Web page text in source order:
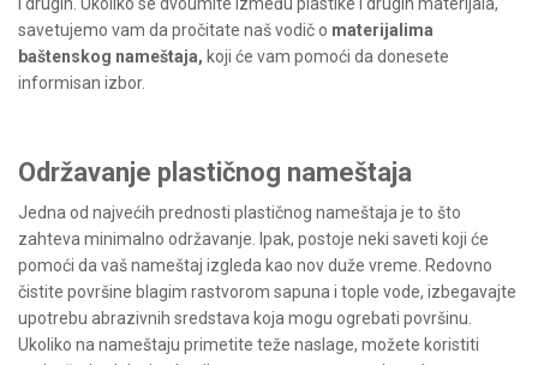
savetujemo vam da pročitate naš vodič o materijalima
baštenskog nameštaja, koji će vam pomoći da donesete
informisan izbor.
Održavanje plastičnog nameštaja
Jedna od najvećih prednosti plastičnog nameštaja je to što
zahteva minimalno održavanje. Ipak, postoje neki saveti koji će
pomoći da vaš nameštaj izgleda kao nov duže vreme. Redovno
čistite površine blagim rastvorom sapuna i tople vode, izbegavajte
upotrebu abrazivnih sredstava koja mogu ogrebati površinu.
Ukoliko na nameštaju primetite teže naslage, možete koristiti